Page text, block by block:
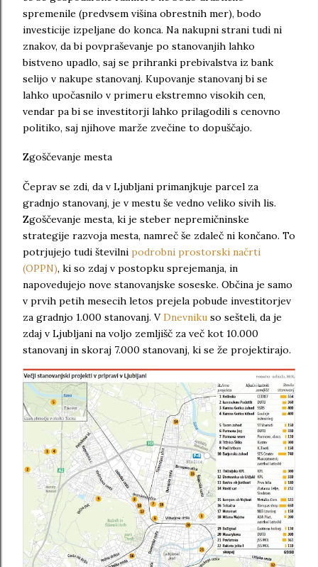
spremenile (predvsem višina obrestnih mer), bodo
investicije izpeljane do konca. Na nakupni strani tudi ni
znakov, da bi povpraševanje po stanovanjih lahko
bistveno upadlo, saj se prihranki prebivalstva iz bank
selijo v nakupe stanovanj. Kupovanje stanovanj bi se
lahko upočasnilo v primeru ekstremno visokih cen,
vendar pa bi se investitorji lahko prilagodili s cenovno
politiko, saj njihove marže zvečine to dopuščajo.
Zgoščevanje mesta
Čeprav se zdi, da v Ljubljani primanjkuje parcel za
gradnjo stanovanj, je v mestu še vedno veliko sivih lis.
Zgoščevanje mesta, ki je steber nepremičninske
strategije razvoja mesta, namreč še zdaleč ni končano. To
potrjujejo tudi številni podrobni prostorski načrti
(OPPN), ki so zdaj v postopku sprejemanja, in
napovedujejo nove stanovanjske soseske. Občina je samo
v prvih petih mesecih letos prejela pobude investitorjev
za gradnjo 1.000 stanovanj. VDnevniku so sešteli, da je
zdaj v Ljubljani na voljo zemljišč za več kot 10.000
stanovanj in skoraj 7.000 stanovanj, ki se že projektirajo.
namene